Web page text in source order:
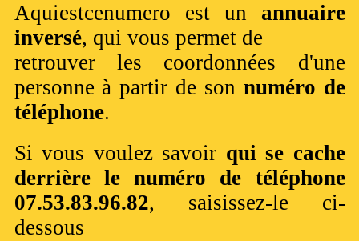
Aquiestcenumero est un annuaire
inversé, qui vous permet de
retrouver les coordonnées d'une
personne à partir de son numéro de
téléphone.
Si vous voulez savoir qui se cache
derrière le numéro de téléphone
07.53.83.96.82, saisissez-le ci-
dessous